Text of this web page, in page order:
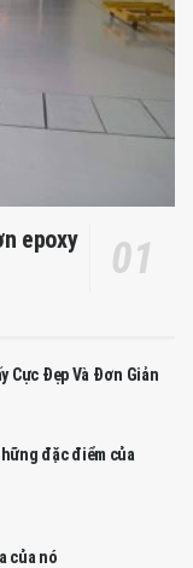
epoxy
Cực Đẹp Và Đơn Giản
đặc điểm của
của nó